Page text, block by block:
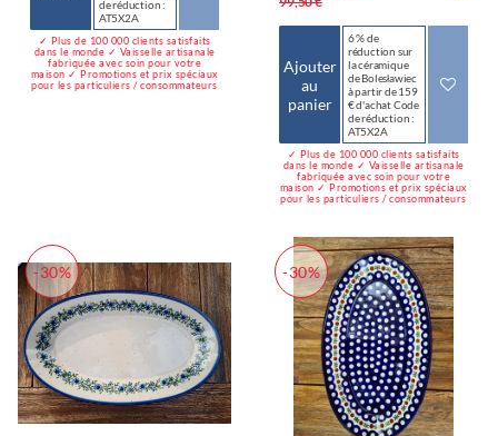
de réduction :
AT5X2A
✓ Plus de 100 000 clients satisfaits
dans le monde ✓ Vaisselle artisanale
fabriquée avec soin pour votre
maison ✓ Promotions et prix spéciaux
pour les particuliers / consommateurs
Ajouter
au
panier
6 % de
réduction sur
la céramique
de Bolesławiec
à partir de 159
€ d'achat Code
de réduction :
AT5X2A
✓ Plus de 100 000 clients satisfaits
dans le monde ✓ Vaisselle artisanale
fabriquée avec soin pour votre
maison ✓ Promotions et prix spéciaux
pour les particuliers / consommateurs
-30% -30%